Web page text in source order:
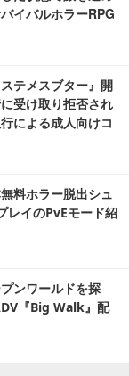
イバルホラーRPG
テメスブター』開
受け取り拒否され
による成人向けコ
料ホラー脱出シュ
レイのPvEモード紹
ンワールドを探
『Big Walk』配